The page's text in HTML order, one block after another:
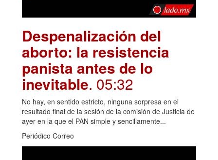
Despenalización del
aborto: la resistencia
panista antes de lo
inevitable. 05:32
No hay, en sentido estricto, ninguna sorpresa en el
resultado final de la sesión de la comisión de Justicia de
ayer en la que el PAN simple y sencillamente...
Periódico Correo